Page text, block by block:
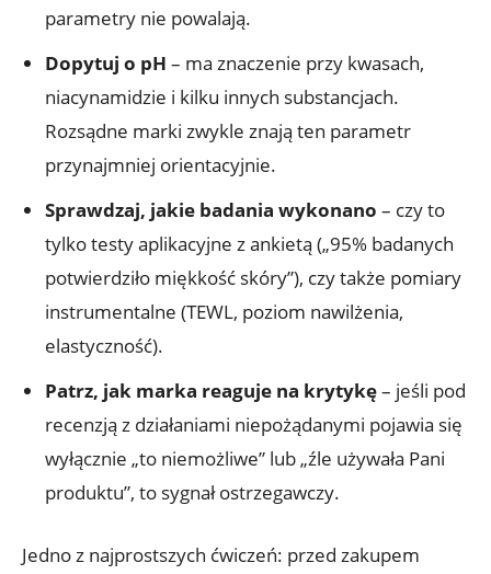
parametry nie powalają.
Dopytuj o pH – ma znaczenie przy kwasach,
niacynamidzie i kilku innych substancjach.
Rozsądne marki zwykle znają ten parametr
przynajmniej orientacyjnie.
Sprawdzaj, jakie badania wykonano – czy to
tylko testy aplikacyjne z ankietą („95% badanych
potwierdziło miękkość skóry”), czy także pomiary
instrumentalne (TEWL, poziom nawilżenia,
elastyczność).
Patrz, jak marka reaguje na krytykę– jeśli pod
recenzją z działaniami niepożądanymi pojawia się
wyłącznie „to niemożliwe” lub „źle używała Pani
produktu”, to sygnał ostrzegawczy.
Jedno z najprostszych ćwiczeń: przed zakupem